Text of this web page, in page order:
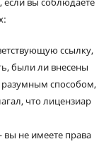
ссылку,
были ли внесены
способом,
что лицензиар
не имеете права